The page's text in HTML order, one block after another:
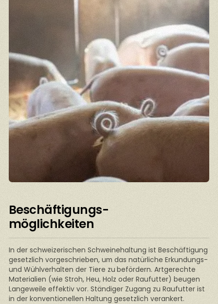
Beschäftigungs-
möglichkeiten
In der schweizerischen Schweinehaltung ist Beschäftigung
gesetzlich vorgeschrieben, um das natürliche Erkundungs-
und Wühlverhalten der Tiere zu befördern. Artgerechte
Materialien (wie Stroh, Heu, Holz oder Raufutter) beugen
Langeweile effektiv vor. Ständiger Zugang zu Raufutter ist
in der konventionellen Haltung gesetzlich verankert.